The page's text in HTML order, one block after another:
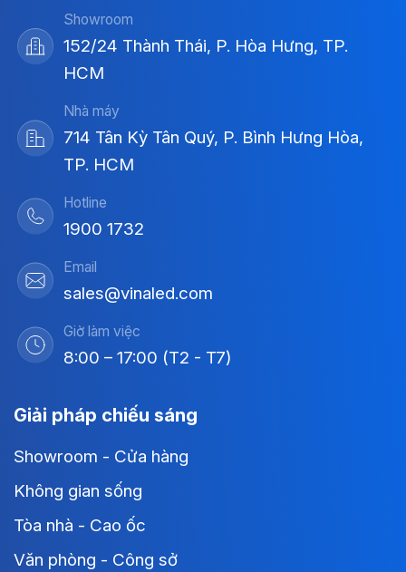
Showroom
152/24 Thành Thái, P. Hòa Hưng, TP.
HCM
Nhà máy
714 Tân Kỳ Tân Quý, P. Bình Hưng Hòa,
TP. HCM
Hotline
1900 1732
Email
sales@vinaled.com
Giờ làm việc
8:00 – 17:00 (T2 - T7)
Giải pháp chiếu sáng
Showroom - Cửa hàng
Không gian sống
Tòa nhà - Cao ốc
Văn phòng - Công sở